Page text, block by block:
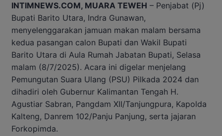
INTIMNEWS.COM, MUARA TEWEH – Penjabat (Pj)
Bupati Barito Utara, Indra Gunawan,
menyelenggarakan jamuan makan malam bersama
kedua pasangan calon Bupati dan Wakil Bupati
Barito Utara di Aula Rumah Jabatan Bupati, Selasa
malam (8/7/2025). Acara ini digelar menjelang
Pemungutan Suara Ulang (PSU) Pilkada 2024 dan
dihadiri oleh Gubernur Kalimantan Tengah H.
Agustiar Sabran, Pangdam XII/Tanjungpura, Kapolda
Kalteng, Danrem 102/Panju Panjung, serta jajaran
Forkopimda.